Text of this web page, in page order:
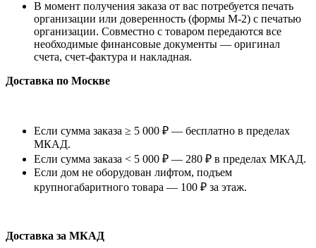
В момент получения заказа от вас потребуется печать
организации или доверенность (формы М-2) с печатью
организации. Совместно с товаром передаются все
необходимые финансовые документы — оригинал
счета, счет-фактура и накладная.
Доставка по Москве
Если сумма заказа ≥ 5 000 ₽ — бесплатно в пределах
МКАД.
Если сумма заказа < 5 000 ₽ — 280 ₽ в пределах МКАД.
Если дом не оборудован лифтом, подъем
крупногабаритного товара — 100 ₽ за этаж.
Доставка за МКАД